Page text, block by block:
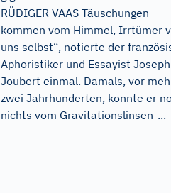
RÜDIGER VAAS Täuschungen
kommen vom Himmel, Irrtümer
uns selbst“, notierte der
Aphoristiker und Essayist Joseph
Joubert einmal. Damals, vor
zwei Jahrhunderten, konnte er
nichts vom Gravitationslinsen-...